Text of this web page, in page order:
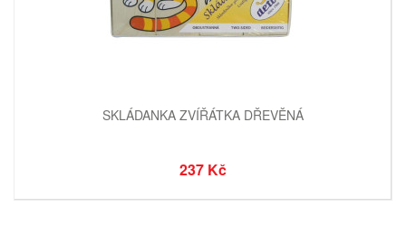
SKLÁDANKA ZVÍŘÁTKA DŘEVĚNÁ
237 Kč